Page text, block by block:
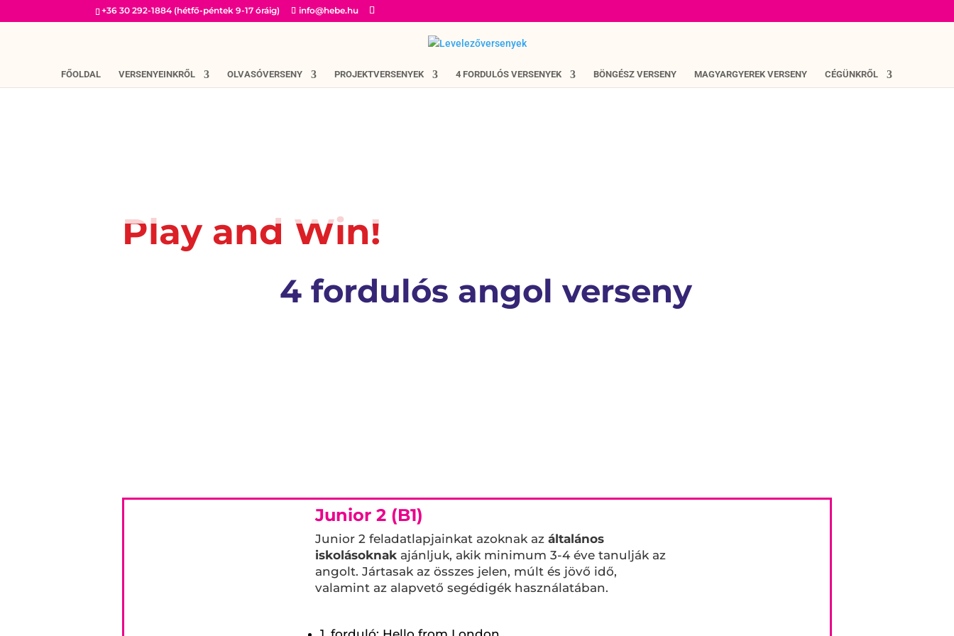
+36 30 292-1884 (hétfő-péntek 9-17 óráig) info@hebe.hu
FŐOLDAL VERSENYEINKRŐL OLVASÓVERSENY PROJEKTVERSENYEK 4 FORDULÓS VERSENYEK BÖNGÉSZ VERSENY MAGYARGYEREK VERSENY CÉGÜNKRŐL
Play and Win!
4 fordulós angol verseny
Junior 2 (B1)
Junior 2 feladatlapjainkat azoknak az általános
iskolásoknak ajánljuk, akik minimum 3-4 éve tanulják az
angolt. Jártasak az összes jelen, múlt és jövő idő,
valamint az alapvető segédigék használatában.